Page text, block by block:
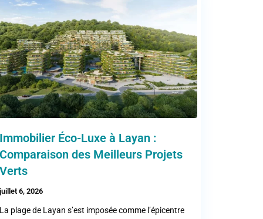
Immobilier Éco-Luxe à Layan :
Comparaison des Meilleurs Projets
Verts
juillet 6, 2026
La plage de Layan s’est imposée comme l’épicentre